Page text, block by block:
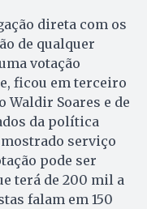
direta com os
de qualquer
votação
ficou em terceiro
Waldir Soares e de
da política
mostrado serviço
pode ser
terá de 200 mil a
falam em 150